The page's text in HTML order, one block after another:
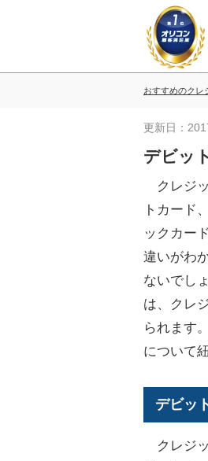
おすすめのクレ
更新日：
デビッ
クレジ
トカード
ックカー
違いがわ
ないでし
は、クレ
られます
について
デビッ
クレジ